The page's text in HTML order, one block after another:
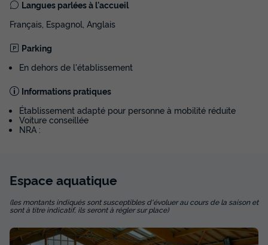
Langues parlées à l'accueil
Français, Espagnol, Anglais
Parking
En dehors de l'établissement
Informations pratiques
Établissement adapté pour personne à mobilité réduite
Voiture conseillée
NRA :
Espace aquatique
(les montants indiqués sont susceptibles d'évoluer au cours de la saison et
sont à titre indicatif, ils seront à régler sur place)